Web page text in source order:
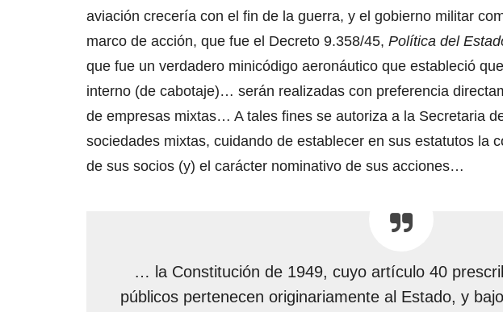
aviación crecería con el fin de la guerra, y el gobierno militar
marco de acción, que fue el Decreto 9.358/45, Política del
que fue un verdadero minicódigo aeronáutico que estableció
interno (de cabotaje)… serán realizadas con preferencia
de empresas mixtas… A tales fines se autoriza a la Secretaria
sociedades mixtas, cuidando de establecer en sus estatutos la
de sus socios (y) el carácter nominativo de sus acciones…
… la Constitución de 1949, cuyo artículo 40
públicos pertenecen originariamente al Estado, y